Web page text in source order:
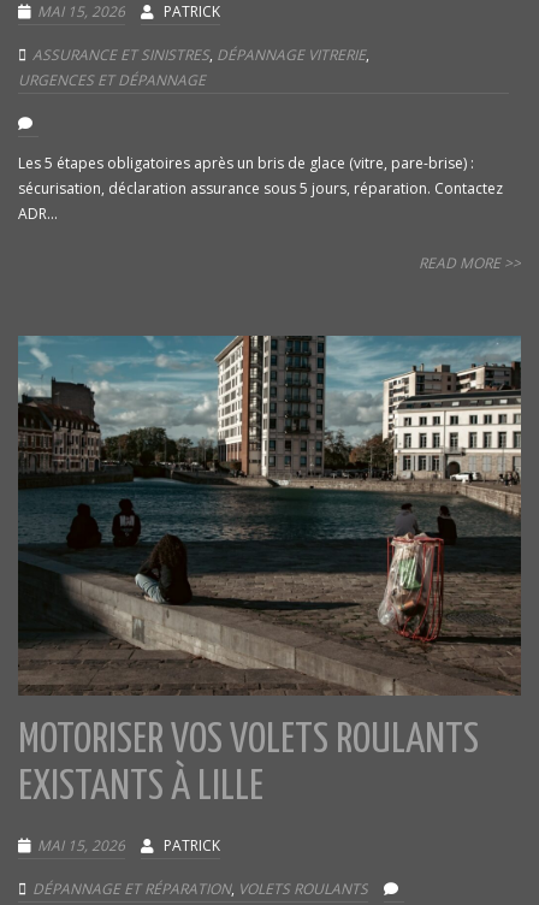
MAI 15, 2026 PATRICK
ASSURANCE ET SINISTRES, DÉPANNAGE VITRERIE,
URGENCES ET DÉPANNAGE
Les 5 étapes obligatoires après un bris de glace (vitre, pare-brise) :
sécurisation, déclaration assurance sous 5 jours, réparation. Contactez
ADR...
READ MORE >>
MOTORISER VOS VOLETS ROULANTS
EXISTANTS À LILLE
MAI 15, 2026 PATRICK
DÉPANNAGE ET RÉPARATION, VOLETS ROULANTS